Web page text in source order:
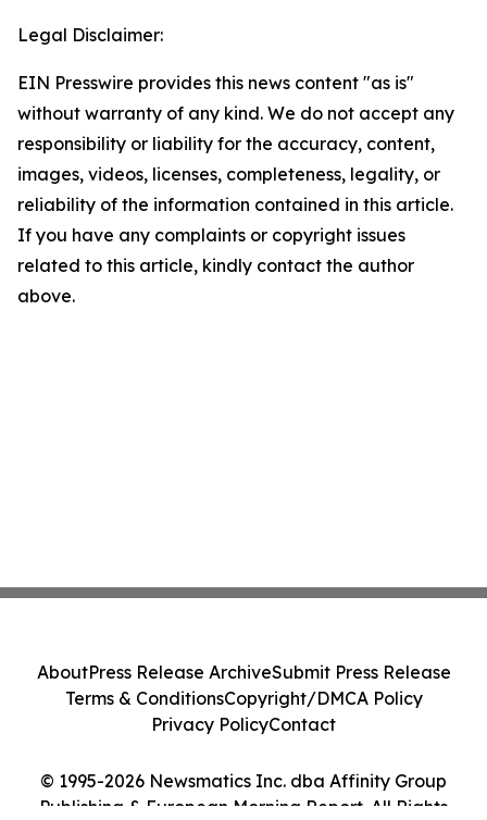
Legal Disclaimer:
EIN Presswire provides this news content "as is"
without warranty of any kind. We do not accept any
responsibility or liability for the accuracy, content,
images, videos, licenses, completeness, legality, or
reliability of the information contained in this article.
If you have any complaints or copyright issues
related to this article, kindly contact the author
above.
© 1995-2026 Newsmatics Inc. dba Affinity Group
Publishing & European Morning Report. All Rights
AboutPress Release ArchiveSubmit Press Release
Terms & ConditionsCopyright/DMCA Policy
Privacy PolicyContact